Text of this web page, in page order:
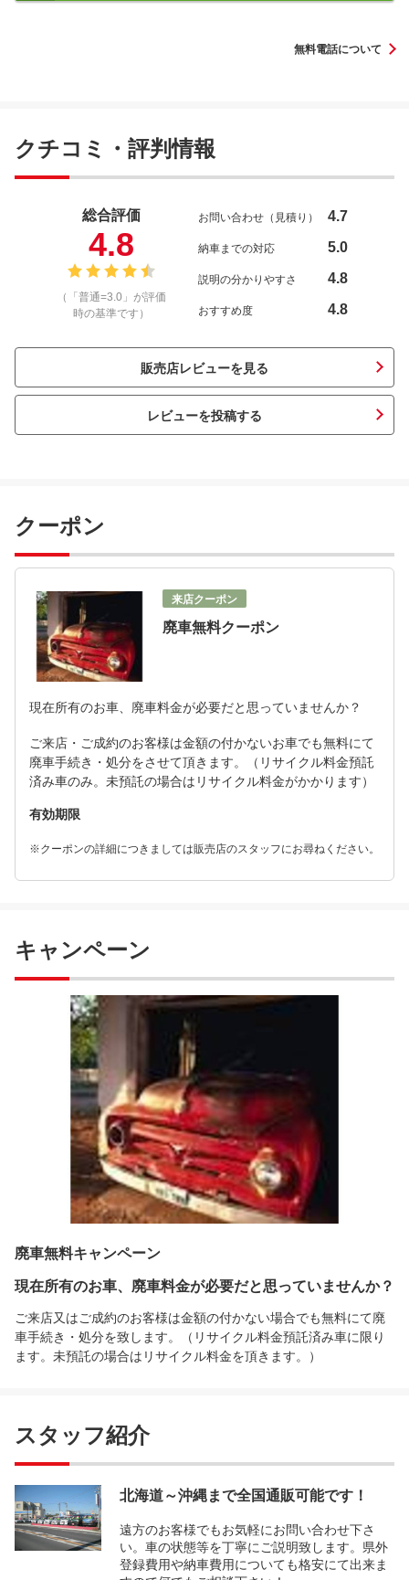
無料電話について
クチコミ・評判情報
総合評価
4.8
（「普通=3.0」が評価
時の基準です）
お問い合わせ（見積り） 4.7
納車までの対応 5.0
説明の分かりやすさ 4.8
おすすめ度 4.8
販売店レビューを見る
レビューを投稿する
クーポン
来店クーポン
廃車無料クーポン
現在所有のお車、廃車料金が必要だと思っていませんか？
ご来店・ご成約のお客様は金額の付かないお車でも無料にて
廃車手続き・処分をさせて頂きます。（リサイクル料金預託
済み車のみ。未預託の場合はリサイクル料金がかかります）
有効期限
※クーポンの詳細につきましては販売店のスタッフにお尋ねください。
キャンペーン
廃車無料キャンペーン
現在所有のお車、廃車料金が必要だと思っていませんか？
ご来店又はご成約のお客様は金額の付かない場合でも無料にて廃
車手続き・処分を致します。（リサイクル料金預託済み車に限り
ます。未預託の場合はリサイクル料金を頂きます。）
スタッフ紹介
北海道～沖縄まで全国通販可能です！
遠方のお客様でもお気軽にお問い合わせ下さ
い。車の状態等を丁寧にご説明致します。県外
登録費用や納車費用についても格安にて出来ま